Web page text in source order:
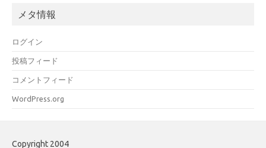
メタ情報
ログイン
投稿フィード
コメントフィード
WordPress.org
Copyright 2004